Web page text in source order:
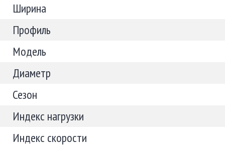
Ширина
Профиль
Модель
Диаметр
Сезон
Индекс нагрузки
Индекс скорости